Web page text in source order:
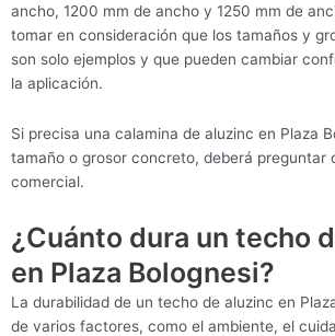
ancho, 1200 mm de ancho y 1250 mm de
tomar en consideración que los tamaños y
son solo ejemplos y que pueden cambiar
la aplicación.
Si precisa una calamina de aluzinc en Plaza
tamaño o grosor concreto, deberá preguntar
comercial.
¿Cuánto dura un techo
en Plaza Bolognesi?
La durabilidad de un techo de aluzinc en
de varios factores, como el ambiente, el